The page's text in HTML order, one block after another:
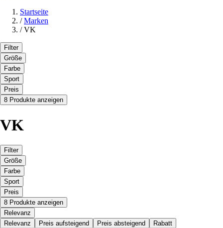
Startseite
/ Marken
/ VK
Filter
Größe
Farbe
Sport
Preis
8 Produkte anzeigen
VK
Filter
Größe
Farbe
Sport
Preis
8 Produkte anzeigen
Relevanz
Relevanz
Preis aufsteigend Preis absteigend Rabatt